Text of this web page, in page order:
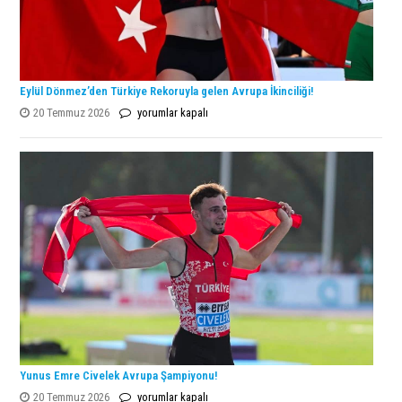
Eylül Dönmez’den Türkiye Rekoruyla gelen Avrupa İkinciliği!
20 Temmuz 2026
Eylül
Türkiye
gelen
Avrupa
İkinciliği!
yorumlar kapalı
Yunus Emre Civelek Avrupa Şampiyonu!
20 Temmuz 2026
Yunus
yorumlar kapalı